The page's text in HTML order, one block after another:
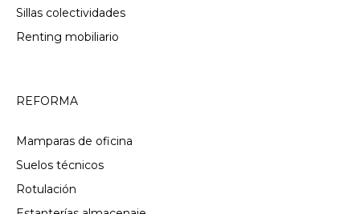
Sillas colectividades
Renting mobiliario
REFORMA
Mamparas de oficina
Suelos técnicos
Rotulación